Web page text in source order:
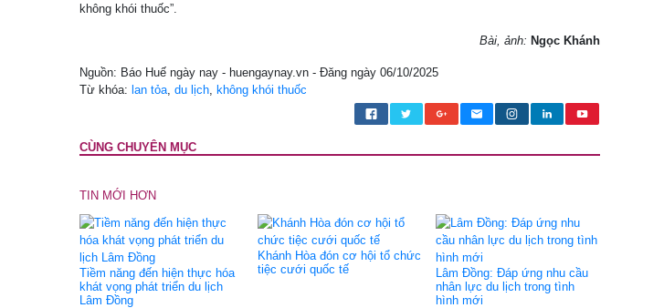
không khói thuốc”.
Bài, ảnh: Ngọc Khánh
Nguồn: Báo Huế ngày nay - huengaynay.vn - Đăng ngày 06/10/2025
Từ khóa: lan tỏa du lịch không khói thuốc
CÙNG CHUYÊN MỤC
TIN MỚI HƠN
Tiềm năng đến hiện thực hóa
khát vọng phát triển du lịch
Lâm Đồng
Khánh Hòa đón cơ hội tổ chức
tiệc cưới quốc tế
Lâm Đồng: Ðáp ứng nhu cầu
nhân lực du lịch trong tình
hình mới